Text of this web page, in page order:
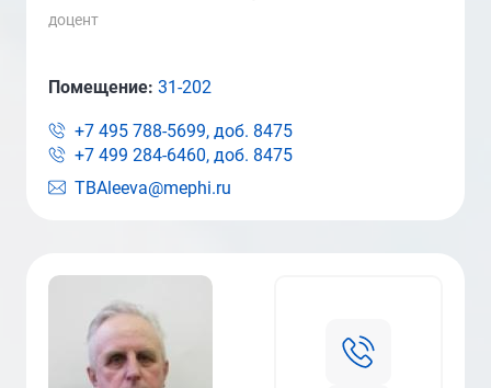
доцент
TBAleeva@mephi.ru
Помещение: 31-202
+7 495 788-5699, доб. 8475
+7 499 284-6460, доб. 8475